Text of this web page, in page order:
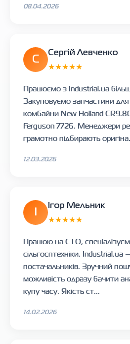
08.04.2026
С
Сергій Левченко
★★★★★
Працюємо з Industrial.ua
Закуповуємо запчастини
комбайни New Holland
Ferguson 7726. Менеджери
грамотно підбирають
12.03.2026
Ігор Мельник
★★★★★
Працюю на СТО,
сільгосптехніки.
постачальників. Зручний
можливість одразу бачити
купу часу. Якість ст...
14.02.2026